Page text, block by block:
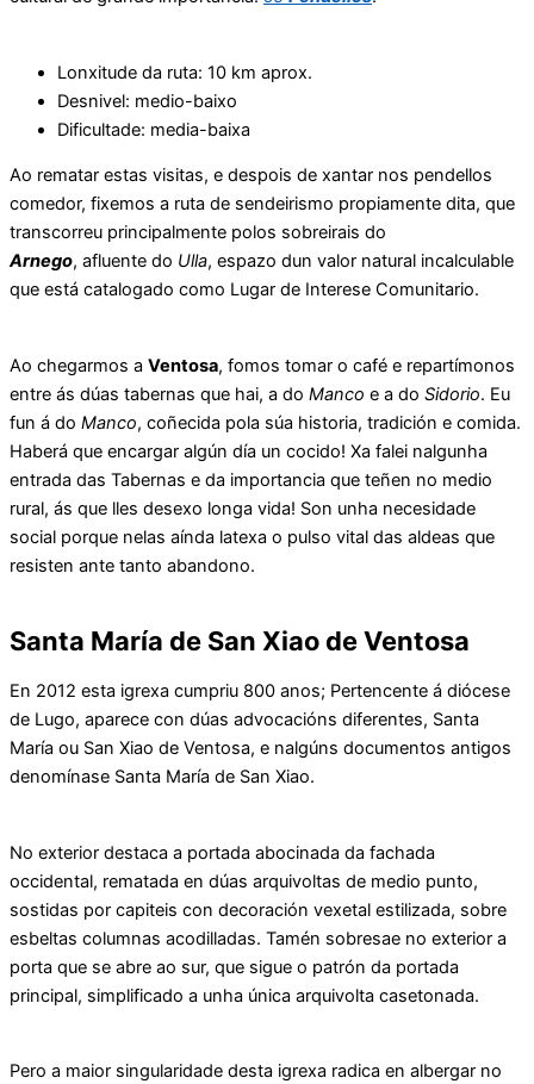
Lonxitude da ruta: 10 km aprox.
Desnivel: medio-baixo
Dificultade: media-baixa
Ao rematar estas visitas, e despois de xantar nos pendellos
comedor, fixemos a ruta de sendeirismo propiamente dita, que
transcorreu principalmente polos sobreirais do
Arnego, afluente do Ulla, espazo dun valor natural incalculable
que está catalogado como Lugar de Interese Comunitario.
Ao chegarmos a Ventosa, fomos tomar o café e repartímonos
entre ás dúas tabernas que hai, a do Manco e a do Sidorio. Eu
fun á do Manco, coñecida pola súa historia, tradición e comida.
Haberá que encargar algún día un cocido! Xa falei nalgunha
entrada das Tabernas e da importancia que teñen no medio
rural, ás que lles desexo longa vida! Son unha necesidade
social porque nelas aínda latexa o pulso vital das aldeas que
resisten ante tanto abandono.
Santa María de San Xiao de Ventosa
En 2012 esta igrexa cumpriu 800 anos; Pertencente á diócese
de Lugo, aparece con dúas advocacións diferentes, Santa
María ou San Xiao de Ventosa, e nalgúns documentos antigos
denomínase Santa María de San Xiao.
No exterior destaca a portada abocinada da fachada
occidental, rematada en dúas arquivoltas de medio punto,
sostidas por capiteis con decoración vexetal estilizada, sobre
esbeltas columnas acodilladas. Tamén sobresae no exterior a
porta que se abre ao sur, que sigue o patrón da portada
principal, simplificado a unha única arquivolta casetonada.
Pero a maior singularidade desta igrexa radica en albergar no